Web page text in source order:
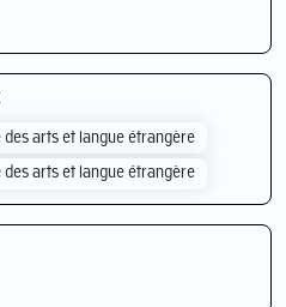
des arts et langue étrangère
des arts et langue étrangère